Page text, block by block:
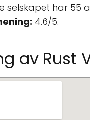
selskapet har 55
4.6/5.
av Rust